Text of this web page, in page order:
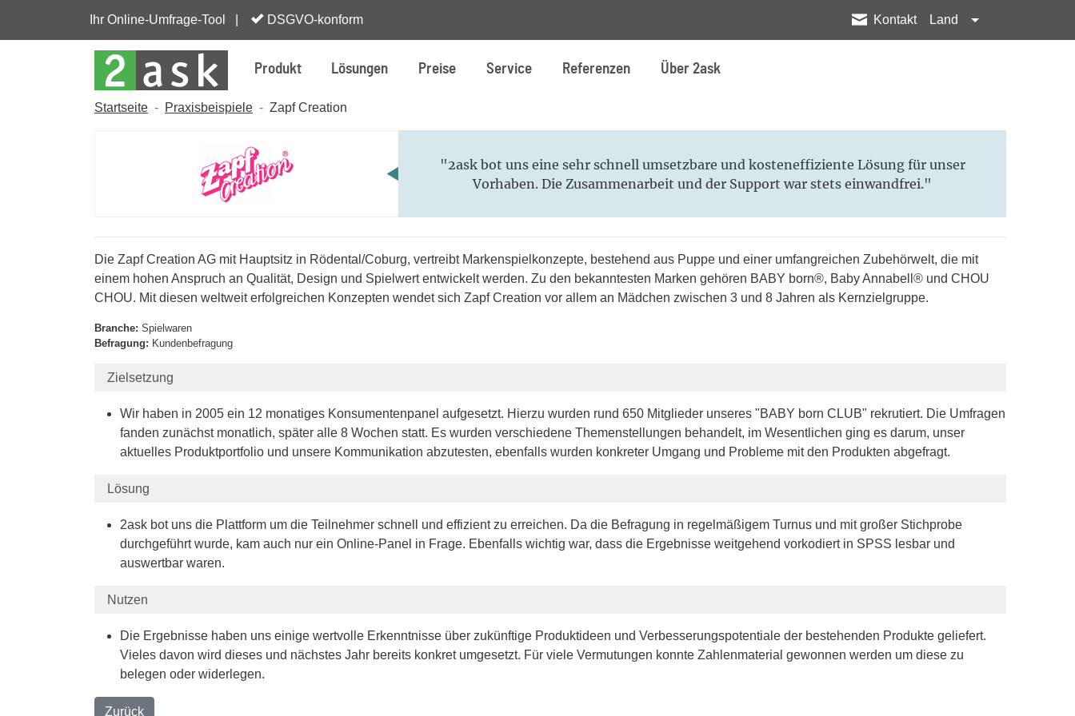
Ihr Online-Umfrage-Tool | DSGVO-konform Kontakt Land
Produkt Lösungen Preise Service Referenzen Über 2ask
Startseite Praxisbeispiele Zapf Creation
"2ask bot uns eine sehr schnell umsetzbare und kosteneffiziente Lösung für unser
Vorhaben. Die Zusammenarbeit und der Support war stets einwandfrei."
Die Zapf Creation AG mit Hauptsitz in Rödental/Coburg, vertreibt Markenspielkonzepte, bestehend aus Puppe und einer umfangreichen Zubehörwelt, die mit
einem hohen Anspruch an Qualität, Design und Spielwert entwickelt werden. Zu den bekanntesten Marken gehören BABY born®, Baby Annabell® und CHOU
CHOU. Mit diesen weltweit erfolgreichen Konzepten wendet sich Zapf Creation vor allem an Mädchen zwischen 3 und 8 Jahren als Kernzielgruppe.
Branche: Spielwaren
Befragung: Kundenbefragung
Zielsetzung
Wir haben in 2005 ein 12 monatiges Konsumentenpanel aufgesetzt. Hierzu wurden rund 650 Mitglieder unseres "BABY born CLUB" rekrutiert. Die Umfragen
fanden zunächst monatlich, später alle 8 Wochen statt. Es wurden verschiedene Themenstellungen behandelt, im Wesentlichen ging es darum, unser
aktuelles Produktportfolio und unsere Kommunikation abzutesten, ebenfalls wurden konkreter Umgang und Probleme mit den Produkten abgefragt.
Lösung
2ask bot uns die Plattform um die Teilnehmer schnell und effizient zu erreichen. Da die Befragung in regelmäßigem Turnus und mit großer Stichprobe
durchgeführt wurde, kam auch nur ein Online-Panel in Frage. Ebenfalls wichtig war, dass die Ergebnisse weitgehend vorkodiert in SPSS lesbar und
auswertbar waren.
Nutzen
Die Ergebnisse haben uns einige wertvolle Erkenntnisse über zukünftige Produktideen und Verbesserungspotentiale der bestehenden Produkte geliefert.
Vieles davon wird dieses und nächstes Jahr bereits konkret umgesetzt. Für viele Vermutungen konnte Zahlenmaterial gewonnen werden um diese zu
belegen oder widerlegen.
Zurück